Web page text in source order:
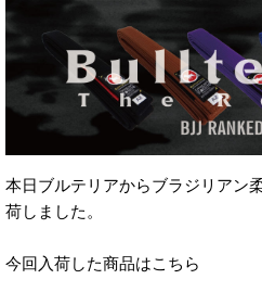
本日ブルテリアからブラジリアン
荷しました。
今回入荷した商品はこちら